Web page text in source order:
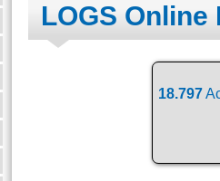
LOGS Online
18.797